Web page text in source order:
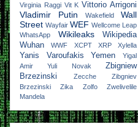
Virginia Raggi Vit K Vittorio Arrigoni
Vladimir Putin Wakefield
Wall
Street Wayfair WEF Wellcome Leap
WhatsApp
Wikileaks
Wikipedia
Wuhan
WWF XCPT XRP Xylella
Yanis Varoufakis Yemen
Yigal
Amir
Yuli Novak
Zbigniew
Brzezinski
Zecche
Zibgniev
Brzezinski
Zika Zolfo
Zwelivelile
Mandela